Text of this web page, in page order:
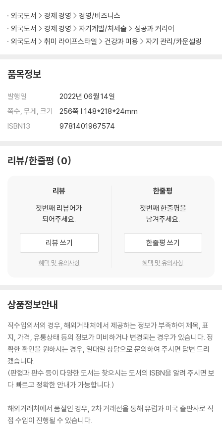
It’s not only useful to see your Future-Self as a different pers
on from who you are today, but it is also completely accurate.
Your Future-Self will not be the same person you are today. T
e different goals and priorities. They’ll have different habits. T
al values, different technologies, and different challenges.
외국도서 경제 경영
경영/비즈니스
외국도서
경제 경영 자기계발/처세술
성공과 커리어
외국도서
취미 라이프스타일 건강과 미용 자기 관리/카운셀링
품목정보
발행일
2022년 06월 14일
쪽수, 무게, 크기
256쪽 | 148*218*24mm
ISBN13
9781401967574
리뷰/한줄평 0
리뷰
첫번째 리뷰어가
되어주세요.
리뷰 쓰기
혜택 및 유의사항
한줄평
첫번째 한줄평을
남겨주세요.
한줄평 쓰기
혜택 및 유의사항
상품정보안내
직수입외서의 경우, 해외거래처에서 제공하는 정보가 부족하여 제목, 표
지, 가격, 유통상태 등의 정보가 미비하거나 변경되는 경우가 있습니다. 정
확한 확인을 원하시는 경우, 일대일 상담으로 문의하여 주시면 답변 드리
겠습니다.
(판형과 판수 등이 다양한 도서는 찾으시는 도서의 ISBN을 알려 주시면 보
다 빠르고 정확한 안내가 가능합니다.)
해외거래처에서 품절인 경우, 2차 거래선을 통해 유럽과 미국 출판사로 직
접 수입이 진행될 수 있습니다.